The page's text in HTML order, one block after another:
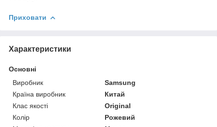
Приховати
Характеристики
Основні
Виробник
Samsung
Країна виробник
Китай
Клас якості
Original
Колір
Рожевий